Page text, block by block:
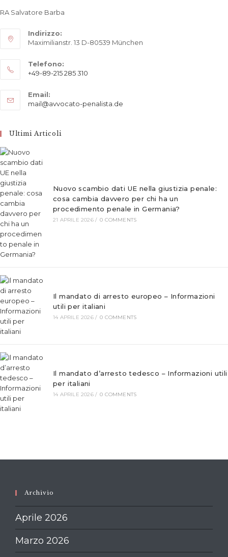
RA Salvatore Barba
Indirizzo:
Maximilianstr. 13 D-80539 München
Telefono:
+49-89-215 285 310
in
your
Email:
mail@avvocato-penalista.de
Ultimi Articoli
Nuovo scambio dati UE nella giustizia penale:
cosa cambia davvero per chi ha un
procedimento penale in Germania?
21 APRILE 2026 / 0 COMMENTS
Il mandato di arresto europeo – Informazioni
utili per italiani
14 APRILE 2026 / 0 COMMENTS
Il mandato d’arresto tedesco – Informazioni utili
per italiani
14 APRILE 2026 / 0 COMMENTS
Archivio
Aprile 2026
Marzo 2026